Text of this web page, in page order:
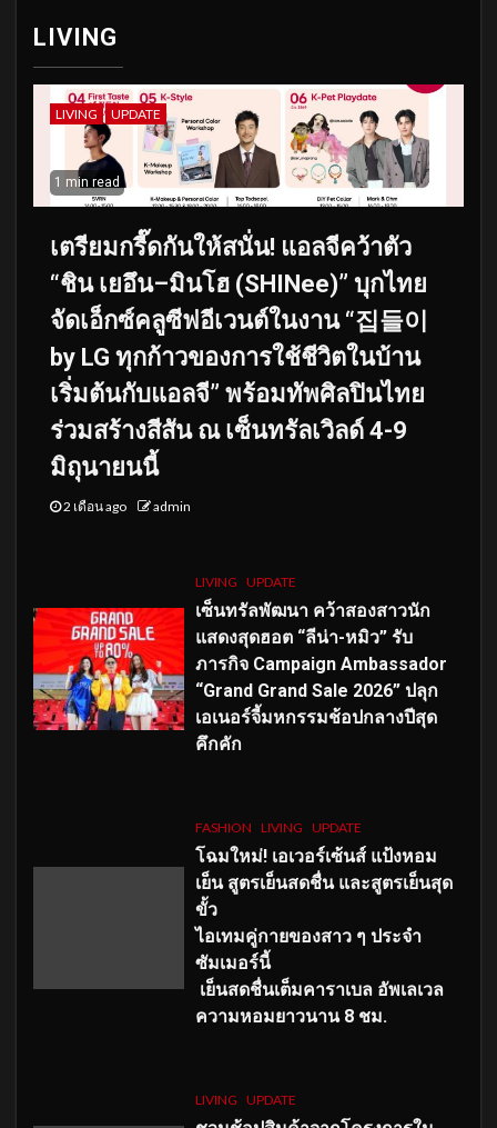
LIVING
LIVING UPDATE
1 min read
เตรียมกรี๊ดกันให้สนั่น! แอลจีคว้าตัว
“ชิน เยอึน–มินโฮ (SHINee)” บุกไทย
จัดเอ็กซ์คลูซีฟอีเวนต์ในงาน “집들이
by LG ทุกก้าวของการใช้ชีวิตในบ้าน
เริ่มต้นกับแอลจี” พร้อมทัพศิลปินไทย
ร่วมสร้างสีสัน ณ เซ็นทรัลเวิลด์ 4-9
มิถุนายนนี้
2 เดือน ago admin
LIVING UPDATE
เซ็นทรัลพัฒนา คว้าสองสาวนัก
แสดงสุดฮอต “ลีน่า-หมิว” รับ
ภารกิจ Campaign Ambassador
“Grand Grand Sale 2026” ปลุก
เอเนอร์จี้มหกรรมช้อปกลางปีสุด
คึกคัก
FASHION LIVING UPDATE
โฉมใหม่! เอเวอร์เซ้นส์ แป้งหอม
เย็น สูตรเย็นสดชื่น และสูตรเย็นสุด
ขั้ว
ไอเทมคู่กายของสาว ๆ ประจำ
ซัมเมอร์นี้
เย็นสดชื่นเต็มคาราเบล อัพเลเวล
ความหอมยาวนาน 8 ชม.
LIVING UPDATE